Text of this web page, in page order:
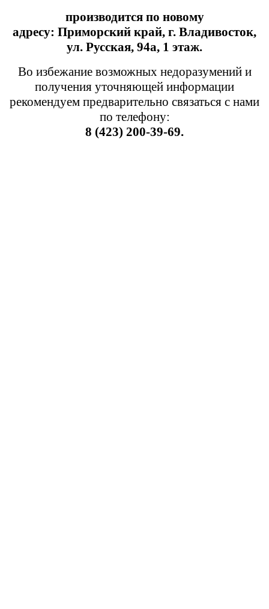
производится по новому
адресу: Приморский край, г. Владивосток,
ул. Русская, 94а, 1 этаж.
Во избежание возможных недоразумений и
получения уточняющей информации
рекомендуем предварительно связаться с нами
по телефону:
8 (423) 200-39-69.